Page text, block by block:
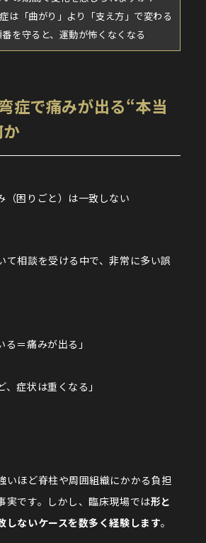
は「曲がり」より「支え方」で変わる
を守ると、運動が怖くなくなる
症で痛みが出る“本当
（困りごと）は一致しない
て相談を受ける中で、非常に多い誤
る＝痛みが出る」
、症状は重くなる」
いほど脊柱や周囲組織にかかる負担
実です。しかし、臨床現場では形と
しないケースを数多く経験します。